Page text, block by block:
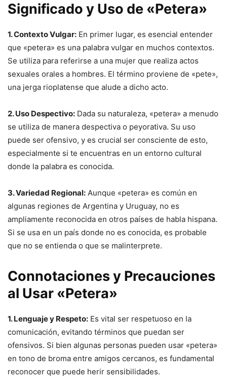
Significado y Uso de «Petera»
1. Contexto Vulgar: En primer lugar, es esencial entender
que «petera» es una palabra vulgar en muchos contextos.
Se utiliza para referirse a una mujer que realiza actos
sexuales orales a hombres. El término proviene de «pete»,
una jerga rioplatense que alude a dicho acto.
2. Uso Despectivo: Dada su naturaleza, «petera» a menudo
se utiliza de manera despectiva o peyorativa. Su uso
puede ser ofensivo, y es crucial ser consciente de esto,
especialmente si te encuentras en un entorno cultural
donde la palabra es conocida.
3. Variedad Regional: Aunque «petera» es común en
algunas regiones de Argentina y Uruguay, no es
ampliamente reconocida en otros países de habla hispana.
Si se usa en un país donde no es conocida, es probable
que no se entienda o que se malinterprete.
Connotaciones y Precauciones
al Usar «Petera»
1. Lenguaje y Respeto: Es vital ser respetuoso en la
comunicación, evitando términos que puedan ser
ofensivos. Si bien algunas personas pueden usar «petera»
en tono de broma entre amigos cercanos, es fundamental
reconocer que puede herir sensibilidades.